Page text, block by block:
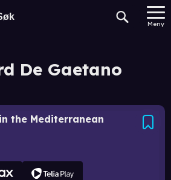
Meny
De Gaetano
the Mediterranean